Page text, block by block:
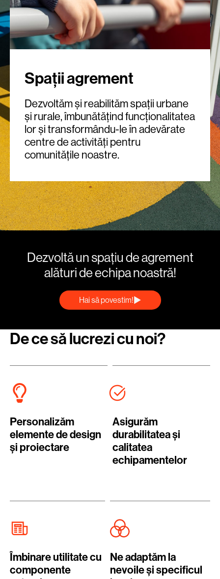
Spații agrement
Dezvoltăm și reabilităm spații urbane
și rurale, îmbunătățind funcționalitatea
lor și transformându-le în adevărate
centre de activități pentru
comunitățile noastre.
Dezvoltă un spațiu de agrement
alături de echipa noastră!
Hai să povestim!
De ce să lucrezi cu noi?
Personalizăm
elemente de design
și proiectare
Asigurăm
durabilitatea și
calitatea
echipamentelor
Îmbinare utilitate cu
componente
Ne adaptăm la
nevoile și specificul